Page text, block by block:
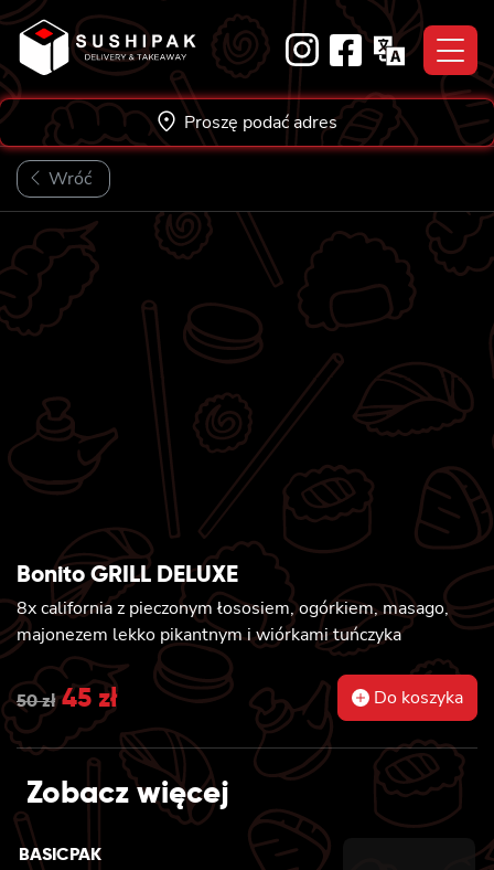
Skip
content
Proszę podać adres
Wróć
Bonito GRILL DELUXE
8x california z pieczonym łososiem, ogórkiem, masago,
majonezem lekko pikantnym i wiórkami tuńczyka
50zł Original
price
was:
45 złCurrent
price
is:
45 zł.
Do koszyka
Zobacz więcej
BASICPAK